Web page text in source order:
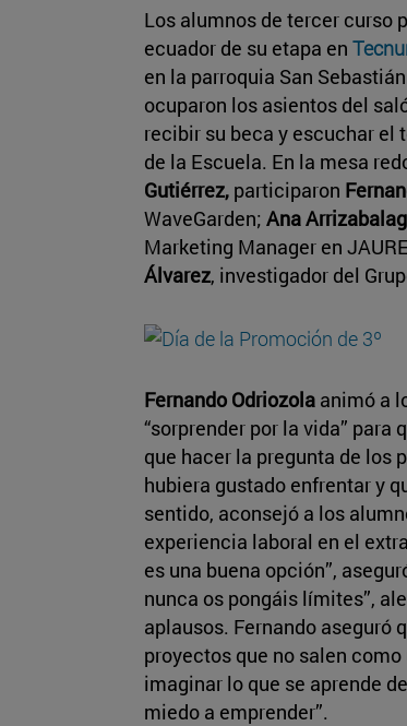
Los alumnos de tercer curso
ecuador de su etapa en
en la parroquia San
ocuparon los asientos del
recibir su beca y escuchar
de la Escuela. En la mesa
Gutiérrez, participaron
WaveGarden; Ana
Marketing Manager en
Álvarez, investigador del
Fernando Odriozola animó a
“sorprender por la vida” para
que hacer la pregunta de los
hubiera gustado enfrentar y
sentido, aconsejó a los
experiencia laboral en el
es una buena opción”,
nunca os pongáis límites”,
aplausos. Fernando aseguró
proyectos que no salen
imaginar lo que se aprende
miedo a emprender”.